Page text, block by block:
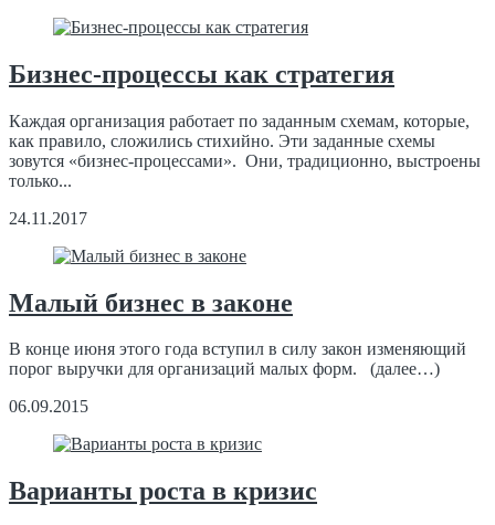
Бизнес-процессы как стратегия
Каждая организация работает по заданным схемам, которые,
как правило, сложились стихийно. Эти заданные схемы
зовутся «бизнес-процессами». Они, традиционно, выстроены
только...
24.11.2017
Малый бизнес в законе
В конце июня этого года вступил в силу закон изменяющий
порог выручки для организаций малых форм. (далее…)
06.09.2015
Варианты роста в кризис